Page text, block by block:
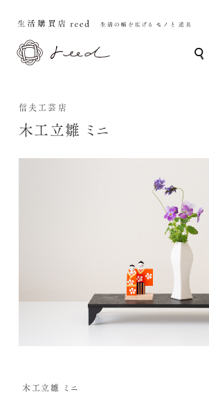
信夫工芸店
木工立雛 ミニ
木工立雛 ミニ